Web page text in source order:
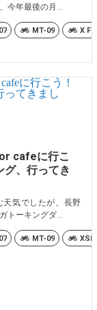
今年最後の月...
MT-09 X
cafeに行こ
グ、行ってき
天気でしたが、長野
トーキングダ...
MT-09